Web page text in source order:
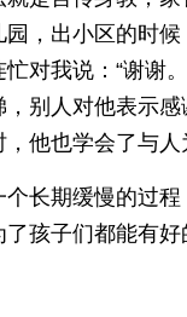
，出小区的时
对我说：“谢谢
别人对他表示
他也学会了与人
长期缓慢的过
孩子们都能有